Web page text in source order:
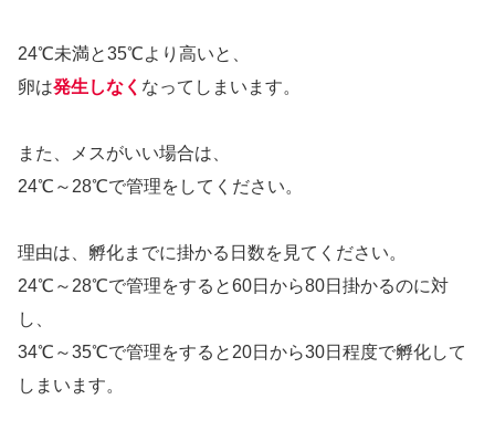
24℃未満と35℃より高いと、
卵は発生しなく なってしまいます。
また、メスがいい場合は、
24℃～28℃で管理をしてください。
理由は、孵化までに掛かる日数を見てください。
24℃～28℃で管理をすると60日から80日掛かるのに対
し、
34℃～35℃で管理をすると20日から30日程度で孵化して
しまいます。